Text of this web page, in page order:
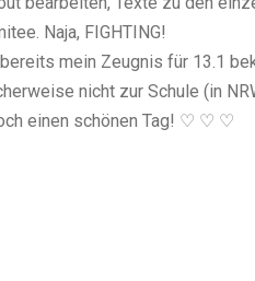
Naja, FIGHTING!
mein Zeugnis für 13.1
nicht zur Schule (in
einen schönen Tag! ♡ ♡ ♡